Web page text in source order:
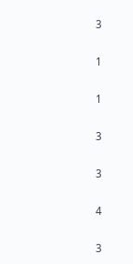
3
1
1
3
3
4
3